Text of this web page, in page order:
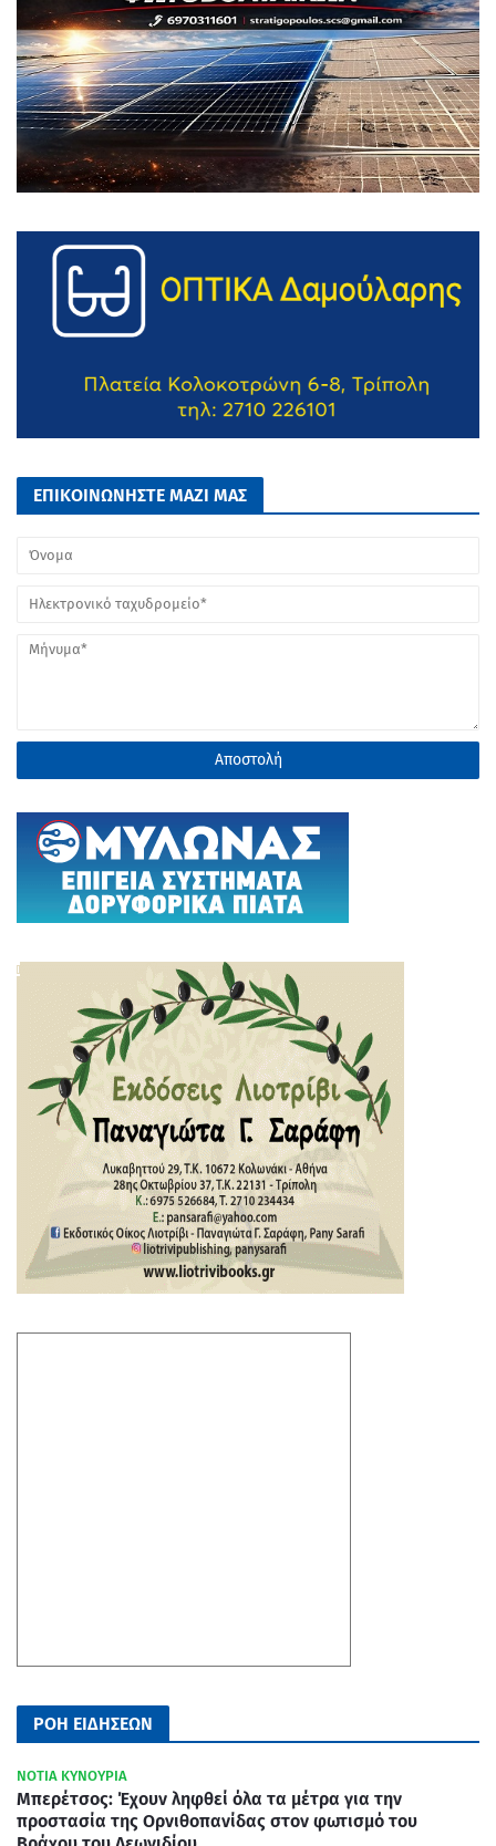
ΕΠΙΚΟΙΝΩΝΗΣΤΕ ΜΑΖΙ ΜΑΣ
ΡΟΗ ΕΙΔΗΣΕΩΝ
ΝΟΤΙΑ ΚΥΝΟΥΡΙΑ
Μπερέτσος: Έχουν ληφθεί όλα τα μέτρα για την
προστασία της Ορνιθοπανίδας στον φωτισμό του